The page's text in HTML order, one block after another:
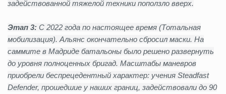
задействованной тяжелой техники поползло вверх.
Этап 3: С 2022 года по настоящее время (Тотальная
мобилизация). Альянс окончательно сбросил маски. На
саммите в Мадриде батальоны было решено развернуть
до уровня полноценных бригад. Масштабы маневров
приобрели беспрецедентный характер: учения Steadfast
Defender, прошедшие у наших границ, задействовали до 90